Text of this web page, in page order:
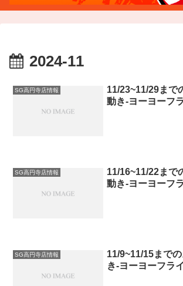
2024-11
SG高円寺店情報
11/23~11/29まで
動き-ヨーヨーフ
SG高円寺店情報
11/16~11/22まで
動き-ヨーヨーフ
SG高円寺店情報
11/9~11/15まで
き-ヨーヨーフラ